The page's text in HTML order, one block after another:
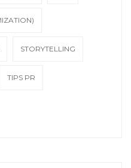
STORYTELLING
TIPS PR